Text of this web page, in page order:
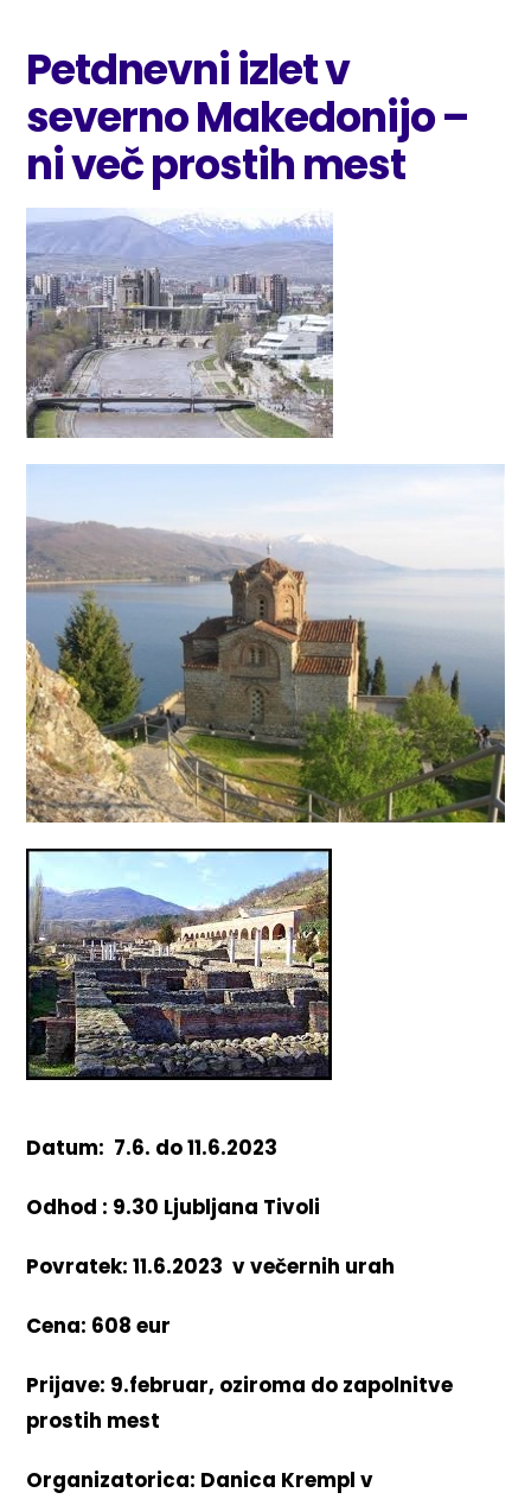
Petdnevni izlet v
severno Makedonijo –
ni več prostih mest
Datum: 7.6. do 11.6.2023
Odhod : 9.30 Ljubljana Tivoli
Povratek: 11.6.2023 v večernih urah
Cena: 608 eur
Prijave: 9.februar, oziroma do zapolnitve
prostih mest
Organizatorica: Danica Krempl v